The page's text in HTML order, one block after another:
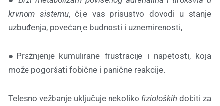
krvnom sistemu, čije vas prisustvo dovodi u stanje
uzbuđenja, povećanje budnosti i uznemirenosti,
●Pražnjenje kumulirane frustracije i napetosti, koja
može pogoršati fobične i panične reakcije.
Telesno vežbanje uključuje nekoliko fizioloških dobiti za